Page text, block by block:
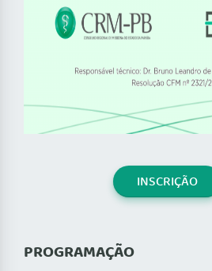
INSCRIÇÃO
PROGRAMAÇÃO